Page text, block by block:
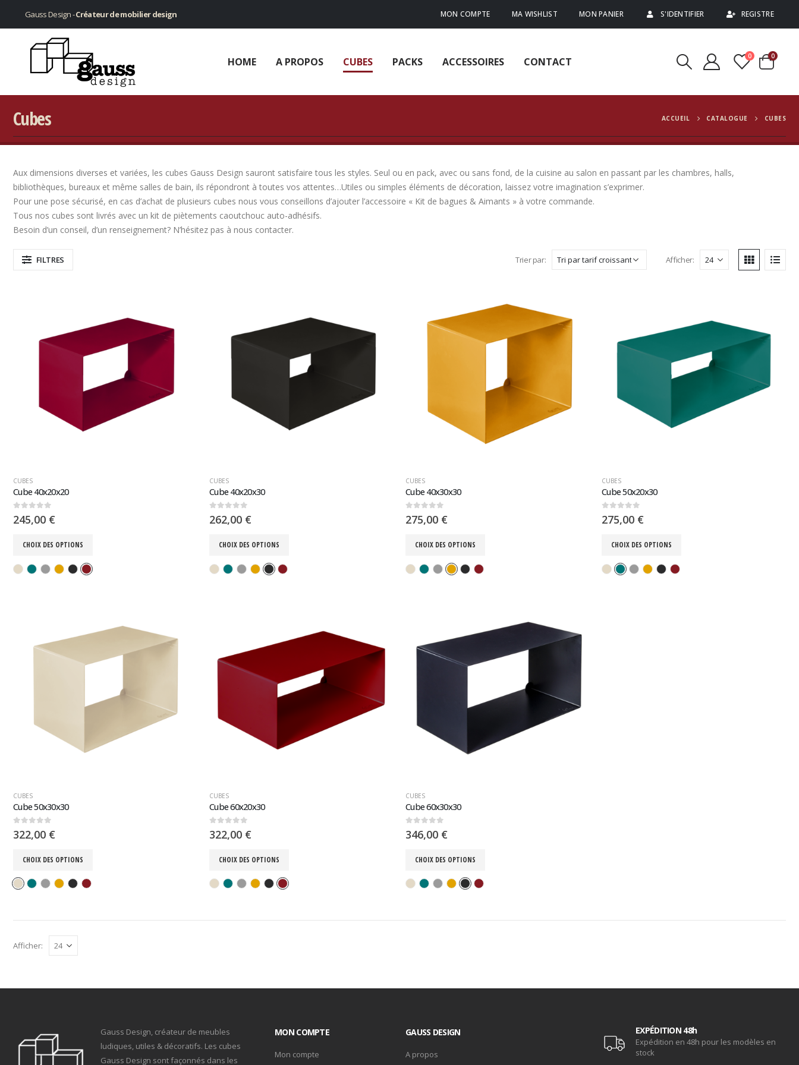
Gauss Design -Créateur de mobilier design MON COMPTE MA WISHLIST MON PANIER S'IDENTIFIER REGISTRE
HOME A PROPOS CUBES PACKS ACCESSOIRES CONTACT 0 0
Cubes ACCUEIL CATALOGUE CUBES
Aux dimensions diverses et variées, les cubes Gauss Design sauront satisfaire tous les styles. Seul ou en pack, avec ou sans fond, de la cuisine au salon en passant par les chambres, halls,
bibliothèques, bureaux et même salles de bain, ils répondront à toutes vos attentes…Utiles ou simples éléments de décoration, laissez votre imagination s’exprimer.
Pour une pose sécurisé, en cas d’achat de plusieurs cubes nous vous conseillons d’ajouter l’accessoire « Kit de bagues & Aimants » à votre commande.
Tous nos cubes sont livrés avec un kit de piètements caoutchouc auto-adhésifs.
Besoin d’un conseil, d’un renseignement? N’hésitez pas à nous contacter.
FILTRES Trier par: Afficher:
CUBES
Cube 40x20x20
0sur 5
245,00 €
CHOIX DES OPTIONS
CUBES
Cube 40x20x30
0sur 5
262,00 €
CHOIX DES OPTIONS
CUBES
Cube 40x30x30
0sur 5
275,00 €
CHOIX DES OPTIONS
CUBES
Cube 50x20x30
0sur 5
275,00 €
CHOIX DES OPTIONS
CUBES
Cube 50x30x30
0sur 5
322,00 €
CHOIX DES OPTIONS
CUBES
Cube 60x20x30
0sur 5
322,00 €
CHOIX DES OPTIONS
CUBES
Cube 60x30x30
0sur 5
346,00 €
CHOIX DES OPTIONS
Afficher:
Gauss Design, créateur de meubles
ludiques, utiles & décoratifs. Les cubes
Gauss Design sont façonnés dans les
MON COMPTE
Mon compte
GAUSS DESIGN
A propos
EXPÉDITION 48h
Expédition en 48h pour les modèles en
stock